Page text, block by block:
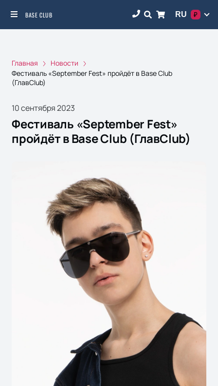
BASE CLUB RU ₽
Главная
Новости
Фестиваль «September Fest» пройдёт в Base Club
(ГлавClub)
10 сентября 2023
Фестиваль «September Fest»
пройдёт в Base Club (ГлавClub)